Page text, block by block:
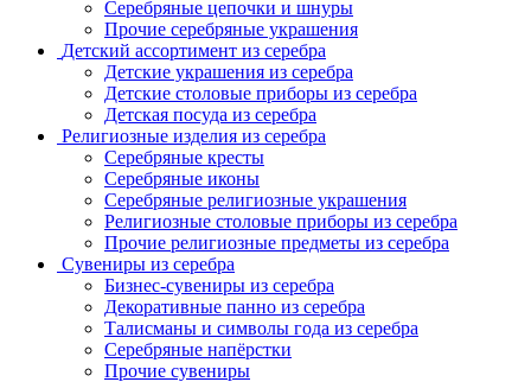
Серебряные цепочки и шнуры
Прочие серебряные украшения
Детский ассортимент из серебра
Детские украшения из серебра
Детские столовые приборы из серебра
Детская посуда из серебра
Религиозные изделия из серебра
Серебряные кресты
Серебряные иконы
Серебряные религиозные украшения
Религиозные столовые приборы из серебра
Прочие религиозные предметы из серебра
Сувениры из серебра
Бизнес-сувениры из серебра
Декоративные панно из серебра
Талисманы и символы года из серебра
Серебряные напёрстки
Прочие сувениры